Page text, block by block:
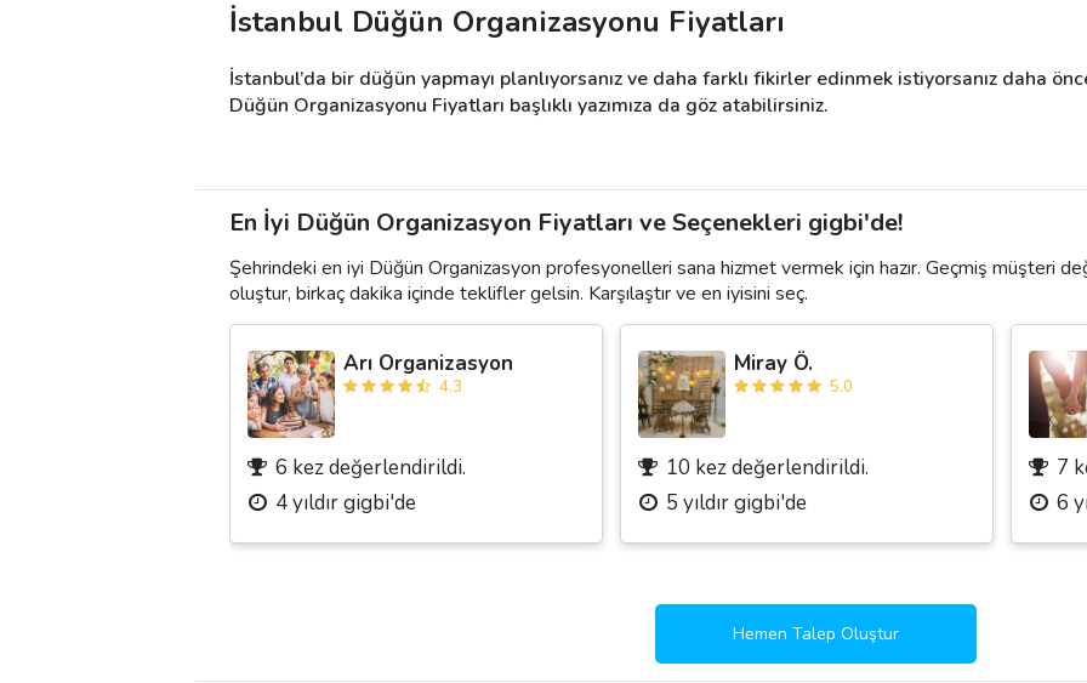
İstanbul Düğün Organizasyonu Fiyatları
İstanbul’da bir düğün yapmayı planlıyorsanız ve daha farklı fikirler edinmek istiyorsanız daha
Düğün Organizasyonu Fiyatları başlıklı yazımıza da göz atabilirsiniz.
En İyi Düğün Organizasyon Fiyatları ve Seçenekleri gigbi'de!
Şehrindeki en iyi Düğün Organizasyon profesyonelleri sana hizmet vermek için hazır. Geçmiş müşteri
oluştur, birkaç dakika içinde teklifler gelsin. Karşılaştır ve en iyisini seç.
Arı Organizasyon
4.3
6 kez değerlendirildi.
4 yıldır gigbi'de
Miray Ö.
5.0
10 kez değerlendirildi.
5 yıldır gigbi'de
7
6
Hemen Talep Oluştur